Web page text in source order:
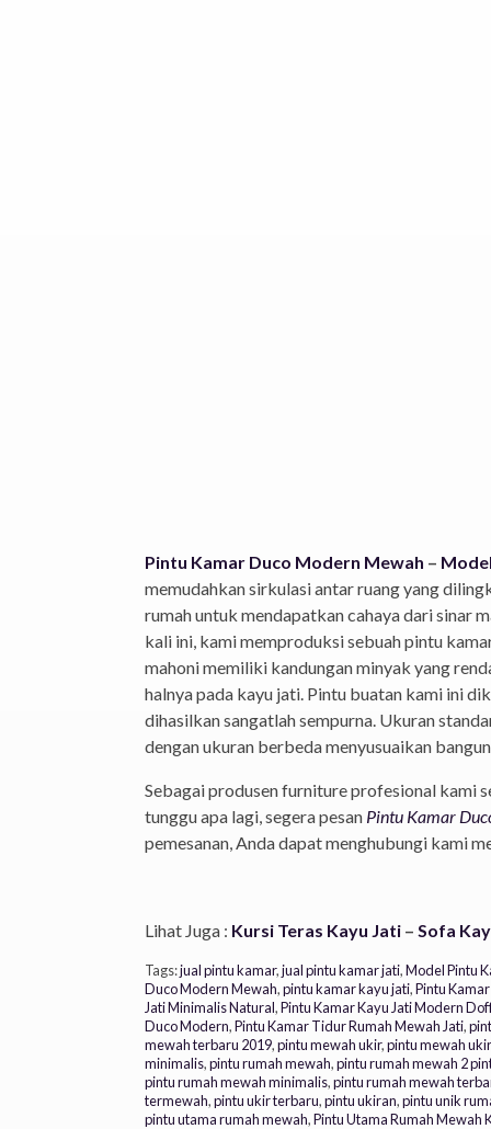
Pintu Kamar Duco Modern Mewah –
memudahkan sirkulasi antar ruang yang
rumah untuk mendapatkan cahaya dari sinar
kali ini, kami memproduksi sebuah pintu
mahoni memiliki kandungan minyak yang
halnya pada kayu jati. Pintu buatan kami ini
dihasilkan sangatlah sempurna. Ukuran
dengan ukuran berbeda menyusuaikan
Sebagai produsen furniture profesional kami
tunggu apa lagi, segera pesan Pintu Kamar
pemesanan, Anda dapat menghubungi kami
Lihat Juga : Kursi Teras Kayu Jati – Sofa
Tags:jual pintu kamar,jual pintu kamar jati,Model Pintu
Duco Modern Mewah,pintu kamar kayu jati,Pintu
Jati Minimalis Natural,Pintu Kamar Kayu Jati Modern Doff
Duco Modern,Pintu Kamar Tidur Rumah Mewah Jati,
mewah terbaru 2019,pintu mewah ukir,pintu mewah
minimalis,pintu rumah mewah,pintu rumah mewah 2
pintu rumah mewah minimalis,pintu rumah mewah
termewah,pintu ukir terbaru,pintu ukiran,pintu unik
pintu utama rumah mewah,Pintu Utama Rumah Mewah